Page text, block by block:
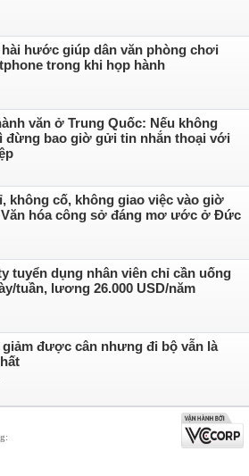
hài hước giúp dân văn phòng chơi
trong khi họp hành
văn ở Trung Quốc: Nếu không
đừng bao giờ gửi tin nhắn thoại với
không cố, không giao việc vào giờ
hóa công sở đáng mơ ước ở Đức
tuyển dụng nhân viên chỉ cần uống
tuần, lương 26.000 USD/năm
giảm được cân nhưng đi bộ vẫn là